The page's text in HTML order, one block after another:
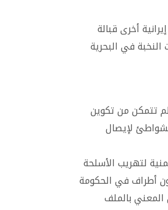
ضبط شحنة أسلحة إيرانية أخرى قبالة
في البحرية
تتمكن من تكوين
لإيصال
لتهريب الأسلحة
أطراف في الحكومة
بالملف